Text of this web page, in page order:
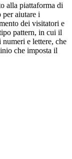
alla piattaforma di
aiutare i
dei visitatori e
pattern, in cui il
numeri e lettere, che
che imposta il